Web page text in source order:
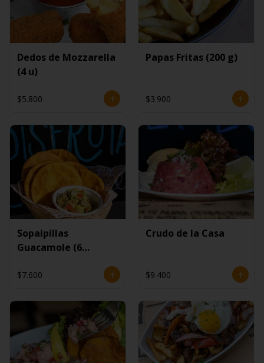
Dedos de Mozzarella
(4 u)
$5.800
Papas Fritas (200 g)
$3.900
Sopaipillas
Guacamole (6
$7.600
Crudo de la Casa
$9.400